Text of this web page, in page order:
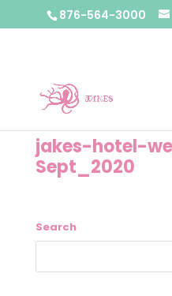
876-564-3000
jakes-hotel-
Sept_2020
Search